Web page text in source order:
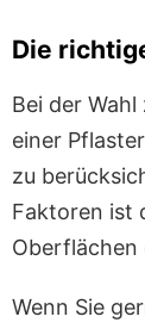
Die
Bei der
einer
zu
Faktoren ist
Wenn Sie